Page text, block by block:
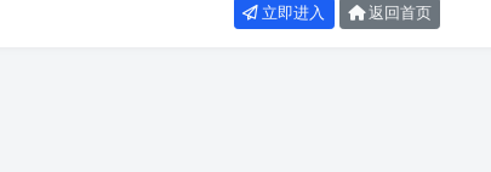
立即进入 返回首页